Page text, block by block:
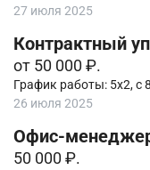
27 июля 2025
Контрактный
от 50 000 ₽.
График работы: 5х2, с
26 июля 2025
Офис-
50 000 ₽.